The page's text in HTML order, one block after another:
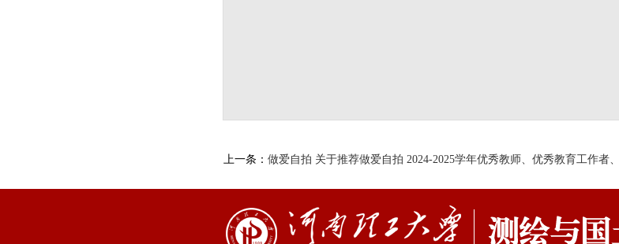
上一条： 做爱自拍 关于推荐做爱自拍 2024-2025学年优秀教师、优秀教育工作者